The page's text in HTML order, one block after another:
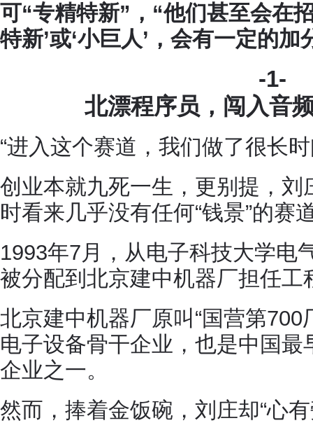
可“专精特新”，“他们甚至会在
特新’或‘小巨人’，会有一定的加
-1-
北漂程序员，闯入音
“进入这个赛道，我们做了很长
创业本就九死一生，更别提，
时看来几乎没有任何“钱景”的赛
1993年7月，从电子科技大学电
被分配到北京建中机器厂担任
北京建中机器厂原叫“国营第700
电子设备骨干企业，也是中国
企业之一。
然而，捧着金饭碗，刘庄却“心